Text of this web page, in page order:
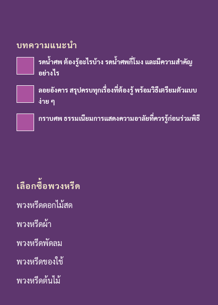
บทความแนะนำ
รดน้ำศพ ต้องรู้อะไรบ้าง รดน้ำศพกี่โมง และมีความสำคัญ
อย่างไร
ลอยอังคาร สรุปครบทุกเรื่องที่ต้องรู้ พร้อมวิธีเตรียมตัวแบบ
ง่าย ๆ
กราบศพ ธรรมเนียมการแสดงความอาลัยที่ควรรู้ก่อนร่วมพิธี
เลือกซื้อพวงหรีด
พวงหรีดดอกไม้สด
พวงหรีดผ้า
พวงหรีดพัดลม
พวงหรีดของใช้
พวงหรีดต้นไม้